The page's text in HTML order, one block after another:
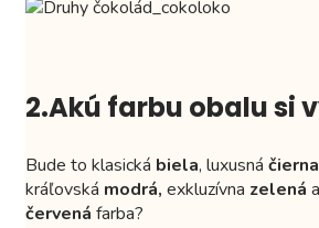
2.Akú farbu obalu si
Bude to klasická biela, luxusná
kráľovská modrá, exkluzívna zelená
červená farba?